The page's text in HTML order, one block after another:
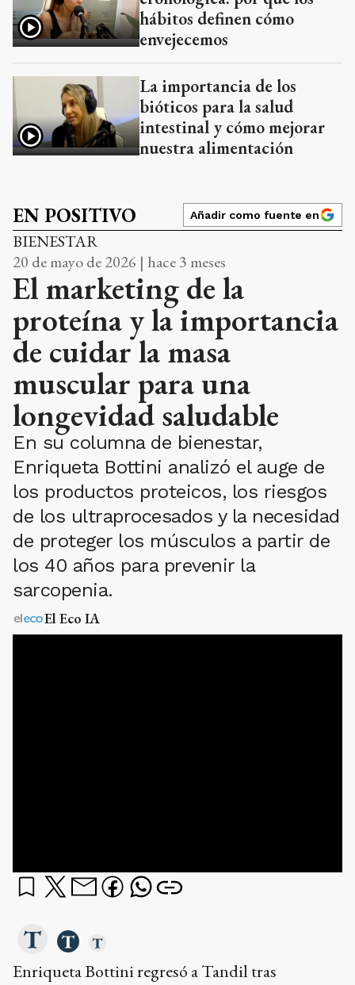
hábitos definen cómo
envejecemos
La importancia de los
bióticos para la salud
intestinal y cómo mejorar
nuestra alimentación
EN POSITIVO Añadir como fuente en
BIENESTAR
20 de mayo de 2026 | hace 3 meses
El marketing de la
proteína y la importancia
de cuidar la masa
muscular para una
longevidad saludable
En su columna de bienestar,
Enriqueta Bottini analizó el auge de
los productos proteicos, los riesgos
de los ultraprocesados y la necesidad
de proteger los músculos a partir de
los 40 años para prevenir la
sarcopenia.
El Eco IA
Enriqueta Bottini regresó a Tandil tras